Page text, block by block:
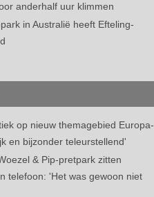
anderhalf uur klimmen
in Australië heeft Efteling-
op nieuw themagebied Europa-
en bijzonder teleurstellend'
& Pip-pretpark zitten
telefoon: 'Het was gewoon niet